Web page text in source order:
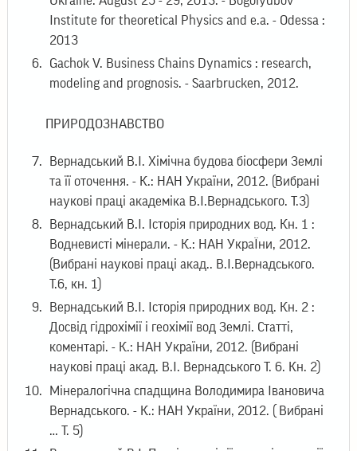
Institute for theoretical Physics and e.a. - Odessa :
2013
Gachok V. Business Chains Dynamics : research,
modeling and prognosis. - Saarbrucken, 2012.
ПРИРОДОЗНАВСТВО
Вернадський В.І. Хімічна будова біосфери Землі
та її оточення. - К.: НАН України, 2012. (Вибрані
наукові праці академіка В.І.Вернадського. Т.3)
Вернадський В.І. Історія природних вод. Кн. 1 :
Водневисті мінерали. - К.: НАН УкраЇни, 2012.
(Вибрані наукові праці акад.. В.І.Вернадського.
Т.6, кн. 1)
Вернадський В.І. Історія природних вод. Кн. 2 :
Досвід гідрохімії і геохімії вод Землі. Статті,
коментарі. - К.: НАН України, 2012. (Вибрані
наукові праці акад. В.І. Вернадського Т. 6. Кн. 2)
Мінералогічна спадщина Володимира Івановича
Вернадського. - К.: НАН України, 2012. ( Вибрані
… Т. 5)